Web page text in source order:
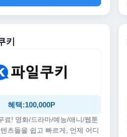
키
혜택:100,000P
료! 영화/드라마/예능/애니/웹툰
츠들을 쉽고 빠르게, 언제 어디